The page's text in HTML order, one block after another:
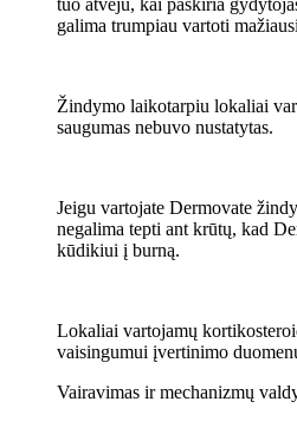
tuo atveju, kai paskiria
galima trumpiau vartoti
Žindymo laikotarpiu lokaliai
saugumas nebuvo nustatytas.
Jeigu vartojate Dermovate
negalima tepti ant krūtų, kad
kūdikiui į burną.
Lokaliai vartojamų
vaisingumui įvertinimo
Vairavimas ir mechanizmų